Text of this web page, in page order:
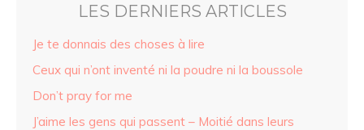
LES DERNIERS ARTICLES
Je te donnais des choses à lire
Ceux qui n’ont inventé ni la poudre ni la boussole
Don’t pray for me
J’aime les gens qui passent – Moitié dans leurs